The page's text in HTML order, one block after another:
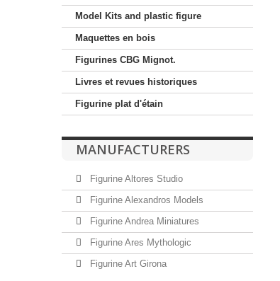
Model Kits and plastic figure
Maquettes en bois
Figurines CBG Mignot.
Livres et revues historiques
Figurine plat d'étain
MANUFACTURERS
Figurine Altores Studio
Figurine Alexandros Models
Figurine Andrea Miniatures
Figurine Ares Mythologic
Figurine Art Girona